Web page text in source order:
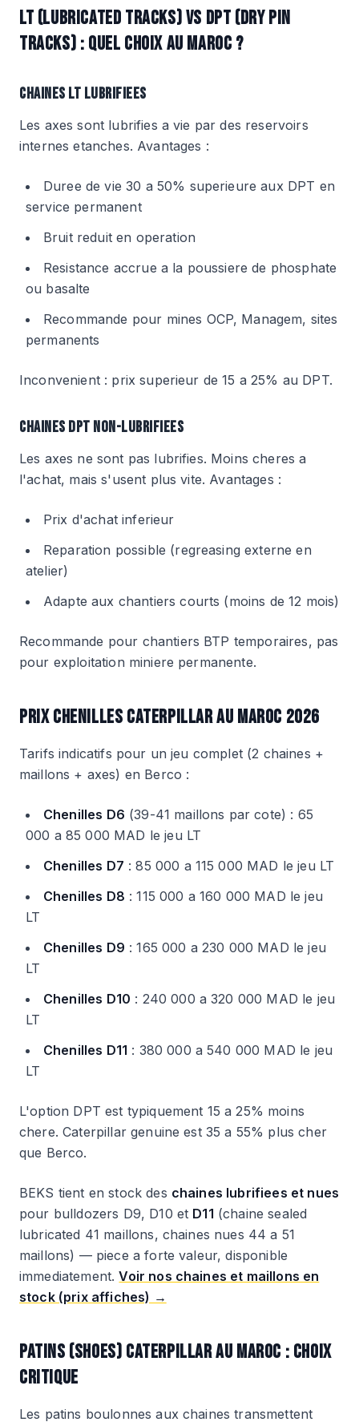
LT (LUBRICATED TRACKS) VS DPT (DRY PIN
TRACKS) : QUEL CHOIX AU MAROC ?
CHAINES LT LUBRIFIEES
Les axes sont lubrifies a vie par des reservoirs
internes etanches. Avantages :
Duree de vie 30 a 50% superieure aux DPT en
service permanent
Bruit reduit en operation
Resistance accrue a la poussiere de phosphate
ou basalte
Recommande pour mines OCP, Managem, sites
permanents
Inconvenient : prix superieur de 15 a 25% au DPT.
CHAINES DPT NON-LUBRIFIEES
Les axes ne sont pas lubrifies. Moins cheres a
l'achat, mais s'usent plus vite. Avantages :
Prix d'achat inferieur
Reparation possible (regreasing externe en
atelier)
Adapte aux chantiers courts (moins de 12 mois)
Recommande pour chantiers BTP temporaires, pas
pour exploitation miniere permanente.
PRIX CHENILLES CATERPILLAR AU MAROC 2026
Tarifs indicatifs pour un jeu complet (2 chaines +
maillons + axes) en Berco :
Chenilles D6 (39-41 maillons par cote) : 65
000 a 85 000 MAD le jeu LT
Chenilles D7 : 85 000 a 115 000 MAD le jeu LT
Chenilles D8 : 115 000 a 160 000 MAD le jeu
LT
Chenilles D9 : 165 000 a 230 000 MAD le jeu
LT
Chenilles D10 : 240 000 a 320 000 MAD le jeu
LT
Chenilles D11 : 380 000 a 540 000 MAD le jeu
LT
L'option DPT est typiquement 15 a 25% moins
chere. Caterpillar genuine est 35 a 55% plus cher
que Berco.
BEKS tient en stock des chaines lubrifiees et nues
pour bulldozers D9, D10 et D11 (chaine sealed
lubricated 41 maillons, chaines nues 44 a 51
maillons) — piece a forte valeur, disponible
immediatement.Voir nos chaines et maillons en
stock (prix affiches) →
PATINS (SHOES) CATERPILLAR AU MAROC : CHOIX
CRITIQUE
Les patins boulonnes aux chaines transmettent